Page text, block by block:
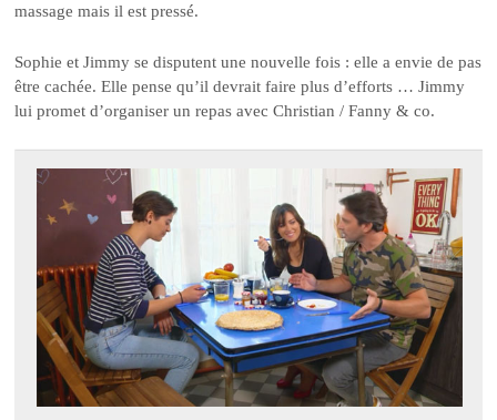
massage mais il est pressé.
Sophie et Jimmy se disputent une nouvelle fois : elle a envie de pas
être cachée. Elle pense qu’il devrait faire plus d’efforts … Jimmy
lui promet d’organiser un repas avec Christian / Fanny & co.